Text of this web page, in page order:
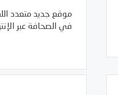
موقع جديد متعدد
في الصحافة عبر